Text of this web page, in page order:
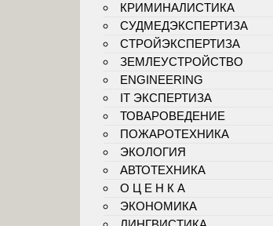
КРИМИНАЛИСТИКА
СУДМЕДЭКСПЕРТИЗА
СТРОЙЭКСПЕРТИЗА
ЗЕМЛЕУСТРОЙСТВО
ENGINEERING
IT ЭКСПЕРТИЗА
ТОВАРОВЕДЕНИЕ
ПОЖАРОТЕХНИКА
ЭКОЛОГИЯ
АВТОТЕХНИКА
О Ц Е Н К А
ЭКОНОМИКА